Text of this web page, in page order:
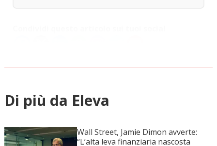
Di più da Eleva
Wall Street, Jamie Dimon avverte:
“L’alta leva finanziaria nascosta